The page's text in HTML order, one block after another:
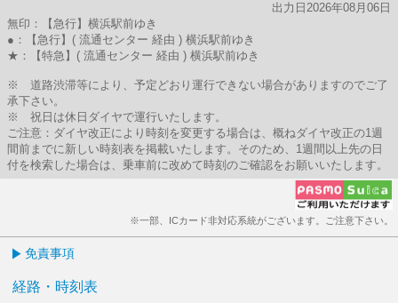
出力日2026年08月06日
無印：【急行】横浜駅前ゆき
●：【急行】( 流通センター 経由 ) 横浜駅前ゆき
★：【特急】( 流通センター 経由 ) 横浜駅前ゆき
※ 道路渋滞等により、予定どおり運行できない場合がありますのでご了
承下さい。
※ 祝日は休日ダイヤで運行いたします。
ご注意：ダイヤ改正により時刻を変更する場合は、概ねダイヤ改正の1週
間前までに新しい時刻表を掲載いたします。そのため、1週間以上先の日
付を検索した場合は、乗車前に改めて時刻のご確認をお願いいたします。
※一部、ICカード非対応系統がございます。ご注意下さい。
免責事項
経路・時刻表